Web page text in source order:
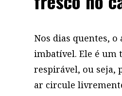
Nos dias quentes, o
imbatível. Ele é um
respirável, ou seja,
ar circule